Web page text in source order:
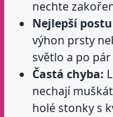
nechte
Nejlepší
výhon prsty
světlo a po
Častá chyba:
nechají
holé stonky s